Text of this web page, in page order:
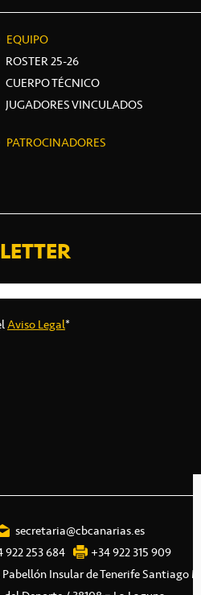
EQUIPO
ROSTER 25-26
CUERPO TÉCNICO
JUGADORES VINCULADOS
PATROCINADORES
Aviso Legal*
secretaria@cbcanarias.es
922 253 684
+34 922 315 909
Insular de Tenerife Santiago